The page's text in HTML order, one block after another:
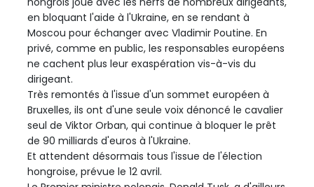
en bloquant l'aide à l'Ukraine, en se rendant à
Moscou pour échanger avec Vladimir Poutine. En
privé, comme en public, les responsables européens
ne cachent plus leur exaspération vis-à-vis du
dirigeant.
Très remontés à l'issue d'un sommet européen à
Bruxelles, ils ont d'une seule voix dénoncé le cavalier
seul de Viktor Orban, qui continue à bloquer le prêt
de 90 milliards d'euros à l'Ukraine.
Et attendent désormais tous l'issue de l'élection
hongroise, prévue le 12 avril.